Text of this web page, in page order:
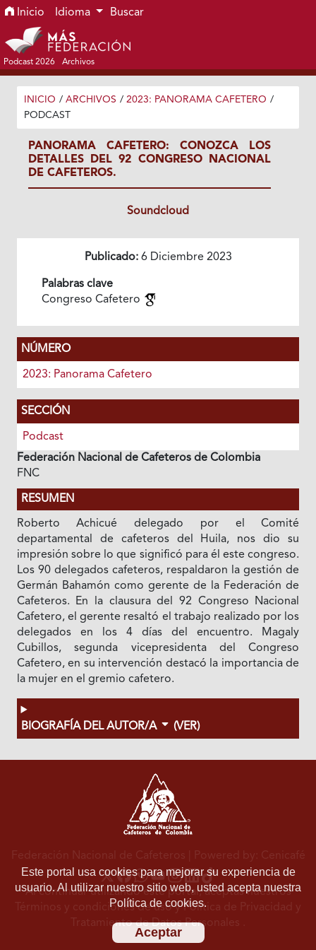
Ir al menú de navegación principal
Ir al contenido principal
Ir al pie de página del sitio
Inicio Idioma Buscar
Podcast 2026 Archivos
INICIO / ARCHIVOS / 2023: PANORAMA CAFETERO /
PODCAST
PANORAMA CAFETERO: CONOZCA LOS
DETALLES DEL 92 CONGRESO NACIONAL
DE CAFETEROS.
Soundcloud
Publicado:6 Diciembre 2023
Palabras clave
Congreso Cafetero
NÚMERO
2023: Panorama Cafetero
SECCIÓN
Podcast
Federación Nacional de Cafeteros de Colombia
FNC
RESUMEN
Roberto Achicué delegado por el Comité
departamental de cafeteros del Huila, nos dio su
impresión sobre lo que significó para él este congreso.
Los 90 delegados cafeteros, respaldaron la gestión de
Germán Bahamón como gerente de la Federación de
Cafeteros. En la clausura del 92 Congreso Nacional
Cafetero, el gerente resaltó el trabajo realizado por los
delegados en los 4 días del encuentro. Magaly
Cubillos, segunda vicepresidenta del Congreso
Cafetero, en su intervención destacó la importancia de
la mujer en el gremio cafetero.
BIOGRAFÍA DEL AUTOR/A (VER)
Este portal usa cookies para mejorar su experiencia de
usuario. Al utilizar nuestro sitio web, usted acepta nuestra
Política de cookies.
Aceptar
Federación Nacional de Cafeteros | Powered by: Cenicafé
Al continuar utilizando este portal, aceptas nuestros
Términos y condiciones de usoyPolítica de Privacidad y
Tratamiento de Datos Personales